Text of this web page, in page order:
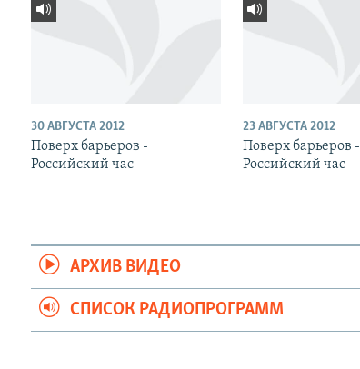
30 АВГУСТА 2012
Поверх барьеров -
Российский час
23 АВГУСТА 2012
Поверх барьеров -
Российский час
АРХИВ ВИДЕО
СПИСОК РАДИОПРОГРАММ